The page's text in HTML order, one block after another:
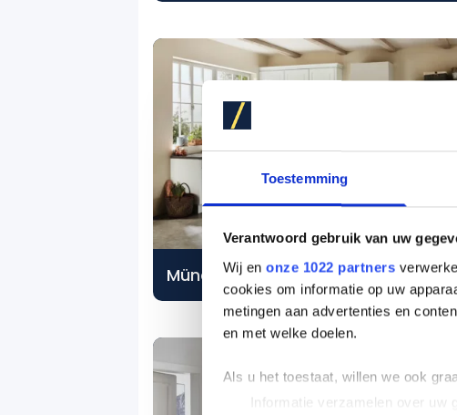
Toestemming
Verantwoord gebruik van uw
Wij en onze 1022 partners
cookies om informatie op uw
metingen aan advertenties en
en met welke doelen.
Als u het toestaat, willen we ook
Informatie verzamelen over uw
München 847